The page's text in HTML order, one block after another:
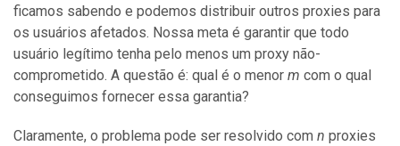
ficamos sabendo e podemos distribuir outros proxies para
os usuários afetados. Nossa meta é garantir que todo
usuário legítimo tenha pelo menos um proxy não-
comprometido. A questão é: qual é o menor m com o qual
conseguimos fornecer essa garantia?
Claramente, o problema pode ser resolvido com n proxies